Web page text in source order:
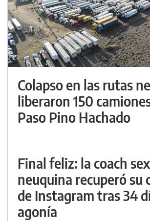
Colapso en las rutas
liberaron 150
Paso Pino Hachado
Final feliz: la coach
neuquina recuperó su
de Instagram tras 34
agonía